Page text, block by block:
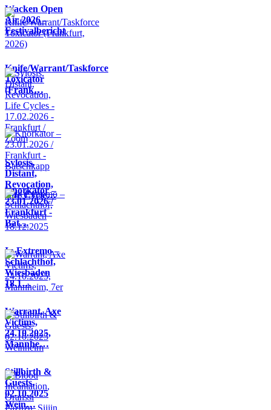
Wacken Open
Air 2026 -
Festivalbericht
Knife/Warrant/Taskforce
Toxicator
(Frank…
Sylosis,
Distant,
Revocation,
Life Cycle…
Knorkator –
23.01.2026 /
Frankfurt -
Bat…
In Extremo –
Schlachthof,
Wiesbaden
18.1…
Warrant, Axe
Victims,
24.10.2025,
Mannhe…
Stillbirth &
Guests,
02.10.2025
Wein…